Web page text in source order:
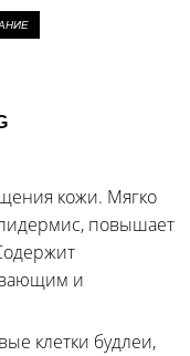
кожи. Мягко
повышает
и
клетки будлеи,